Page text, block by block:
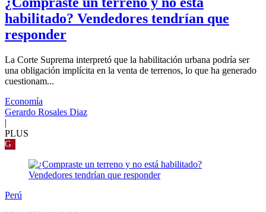
habilitado? Vendedores tendrían que
responder
La Corte Suprema interpretó que la habilitación urbana podría ser
una obligación implícita en la venta de terrenos, lo que ha generado
cuestionam...
Economía
Gerardo Rosales Diaz
|
PLUS
G
Perú